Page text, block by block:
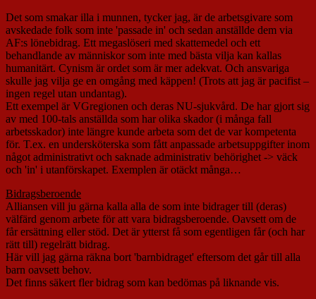
Det som smakar illa i munnen, tycker jag, är de arbetsgivare som
avskedade folk som inte 'passade in' och sedan anställde dem via
AF:s lönebidrag. Ett megaslöseri med skattemedel och ett
behandlande av människor som inte med bästa vilja kan kallas
humanitärt. Cynism är ordet som är mer adekvat. Och ansvariga
skulle jag vilja ge en omgång med käppen! (Trots att jag är pacifist –
ingen regel utan undantag).
Ett exempel är VGregionen och deras NU-sjukvård. De har gjort sig
av med 100-tals anställda som har olika skador (i många fall
arbetsskador) inte längre kunde arbeta som det de var kompetenta
för. T.ex. en undersköterska som fått anpassade arbetsuppgifter inom
något administrativt och saknade administrativ behörighet -> väck
och 'in' i utanförskapet. Exemplen är otäckt många…
Bidragsberoende
Alliansen vill ju gärna kalla alla de som inte bidrager till (deras)
välfärd genom arbete för att vara bidragsberoende. Oavsett om de
får ersättning eller stöd. Det är ytterst få som egentligen får (och har
rätt till) regelrätt bidrag.
Här vill jag gärna räkna bort 'barnbidraget' eftersom det går till alla
barn oavsett behov.
Det finns säkert fler bidrag som kan bedömas på liknande vis.